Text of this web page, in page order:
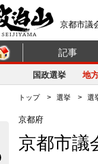
京都市議
記事
国政選挙 地
トップ> 選挙 > 選
京都府
京都市議